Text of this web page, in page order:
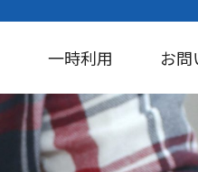
一時利用 お